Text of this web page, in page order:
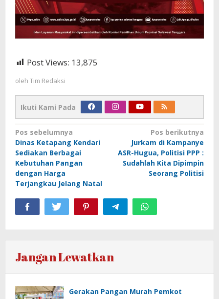
Post Views: 13,875
oleh Tim Redaksi
Ikuti Kami Pada
Navigasi
pos
Pos sebelumnya
Dinas Ketapang Kendari
Sediakan Berbagai
Kebutuhan Pangan
dengan Harga
Terjangkau Jelang Natal
Pos berikutnya
Jurkam di Kampanye
ASR-Hugua, Politisi PPP :
Sudahlah Kita Dipimpin
Seorang Politisi
Jangan Lewatkan
Gerakan Pangan Murah Pemkot